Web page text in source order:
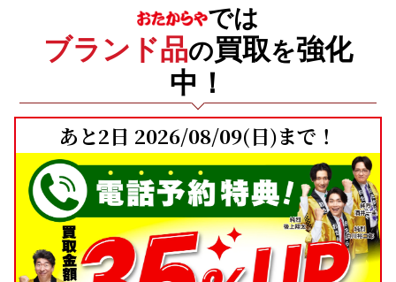
では
ブランド品の買取を強化
中！
あと2日 2026/08/09(日)まで！